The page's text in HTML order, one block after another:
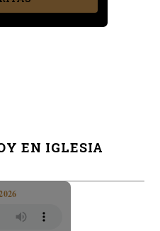
EN IGLESIA